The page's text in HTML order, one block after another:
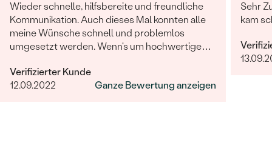
Wieder schnelle, hilfsbereite und freundliche
Kommunikation. Auch dieses Mal konnten alle
meine Wünsche schnell und problemlos
umgesetzt werden. Wenn's um hochwertigen,
ist Eppi meine Empfehlung!
Verifizierter Kunde
12.09.2022
Ganze Bewertung anzeigen
Sehr
kam